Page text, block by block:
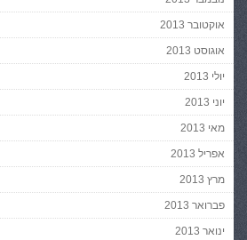
אוקטובר 2013
אוגוסט 2013
יולי 2013
יוני 2013
מאי 2013
אפריל 2013
מרץ 2013
פברואר 2013
ינואר 2013